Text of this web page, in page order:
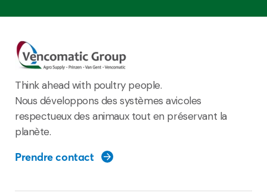
Think ahead with poultry people.
Nous développons des systèmes avicoles
respectueux des animaux tout en préservant la
planète.
Prendre contact